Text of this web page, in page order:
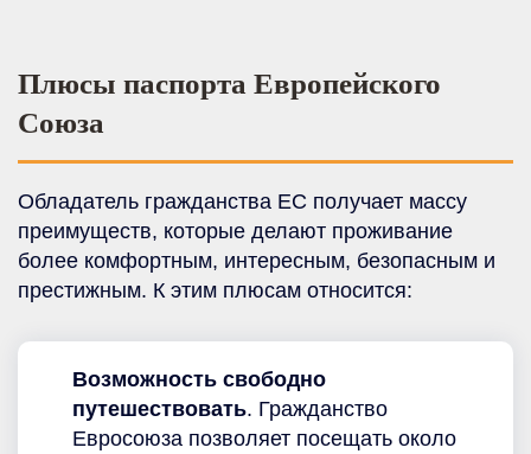
Плюсы паспорта Европейского
Союза
Обладатель гражданства ЕС получает массу
преимуществ, которые делают проживание
более комфортным, интересным, безопасным и
престижным. К этим плюсам относится:
Возможность свободно
путешествовать. Гражданство
Евросоюза позволяет посещать около